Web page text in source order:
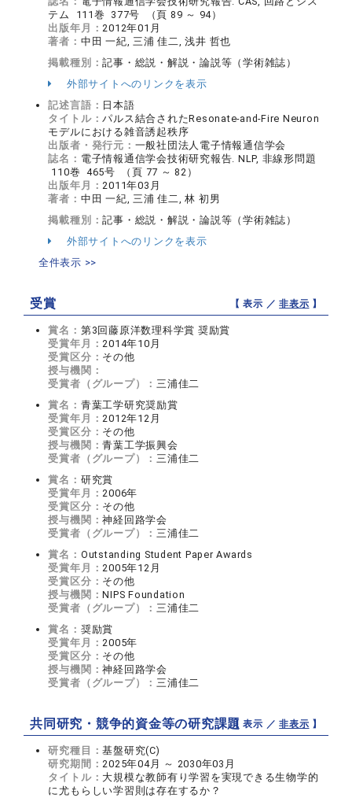
テム 111巻 377号 （頁 89 ～ 94）
出版年月：2012年01月
著者： 中田 一紀, 三浦 佳二, 浅井 哲也
掲載種別：記事・総説・解説・論説等（学術雑誌）
外部サイトへのリンクを表示
記述言語： 日本語
タイトル：パルス結合されたResonate-and-Fire Neuron
モデルにおける雑音誘起秩序
出版者・発行元： 一般社団法人電子情報通信学会
誌名： 電子情報通信学会技術研究報告. NLP, 非線形問題
110巻 465号 （頁 77 ～ 82）
出版年月：2011年03月
著者： 中田 一紀, 三浦 佳二, 林 初男
掲載種別：記事・総説・解説・論説等（学術雑誌）
外部サイトへのリンクを表示
全件表示 >>
受賞 【 表示 ／非表示 】
賞名： 第3回藤原洋数理科学賞 奨励賞
受賞年月：2014年10月
受賞区分： その他
授与機関：
受賞者（グループ）：三浦佳二
賞名： 青葉工学研究奨励賞
受賞年月：2012年12月
受賞区分： その他
授与機関：青葉工学振興会
受賞者（グループ）：三浦佳二
賞名： 研究賞
受賞年月：2006年
受賞区分： その他
授与機関：神経回路学会
受賞者（グループ）：三浦佳二
賞名： Outstanding Student Paper Awards
受賞年月：2005年12月
受賞区分： その他
授与機関：NIPS Foundation
受賞者（グループ）：三浦佳二
賞名： 奨励賞
受賞年月：2005年
受賞区分： その他
授与機関：神経回路学会
受賞者（グループ）：三浦佳二
共同研究・競争的資金等の研究課題【 表示 ／非表示 】
研究種目：基盤研究(C)
研究期間：2025年04月 ～ 2030年03月
タイトル： 大規模な教師有り学習を実現できる生物学的
に尤もらしい学習則は存在するか？